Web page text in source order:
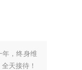
年，终身维
天接待！